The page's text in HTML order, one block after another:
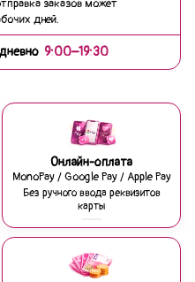
заказов может
дней.
9:00–19:30
Онлайн-оплата
MonoPay / Google Pay / Apple Pay
Без ручного ввода реквизитов
карты